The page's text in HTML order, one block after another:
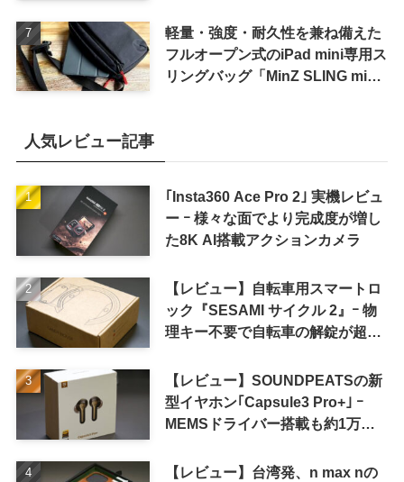
軽量・強度・耐久性を兼ね備えた
フルオープン式のiPad mini専用ス
リングバッグ「MinZ SLING mini
人気レビュー記事
｢Insta360 Ace Pro 2｣ 実機レビュ
ー ｰ 様々な面でより完成度が増し
た8K AI搭載アクションカメラ
【レビュー】自転車用スマートロ
ック『SESAMI サイクル 2』ｰ 物
理キー不要で自転車の解錠が超簡
【レビュー】SOUNDPEATSの新
型イヤホン｢Capsule3 Pro+｣ ｰ
MEMSドライバー搭載も約1万円
【レビュー】台湾発、n max nの